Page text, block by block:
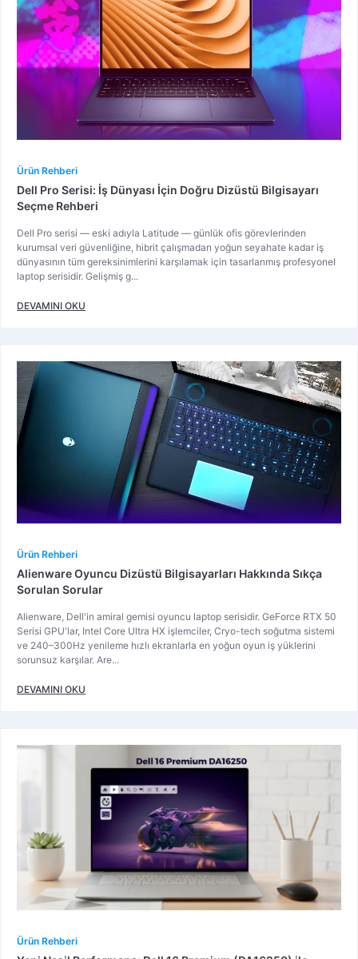
Ürün Rehberi
Dell Pro Serisi: İş Dünyası İçin Doğru Dizüstü Bilgisayarı
Seçme Rehberi
Dell Pro serisi — eski adıyla Latitude — günlük ofis görevlerinden
kurumsal veri güvenliğine, hibrit çalışmadan yoğun seyahate kadar iş
dünyasının tüm gereksinimlerini karşılamak için tasarlanmış profesyonel
laptop serisidir. Gelişmiş g...
DEVAMINI OKU
Ürün Rehberi
Alienware Oyuncu Dizüstü Bilgisayarları Hakkında Sıkça
Sorulan Sorular
Alienware, Dell'in amiral gemisi oyuncu laptop serisidir. GeForce RTX 50
Serisi GPU'lar, Intel Core Ultra HX işlemciler, Cryo-tech soğutma sistemi
ve 240–300Hz yenileme hızlı ekranlarla en yoğun oyun iş yüklerini
sorunsuz karşılar. Are...
DEVAMINI OKU
Ürün Rehberi